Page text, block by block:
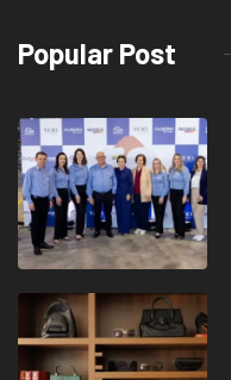
Popular Post